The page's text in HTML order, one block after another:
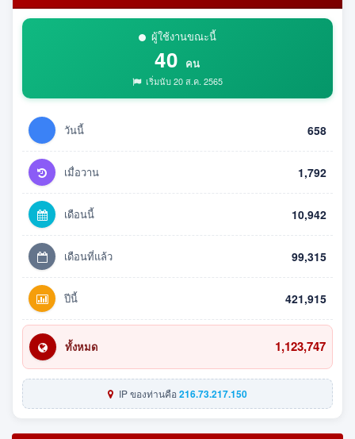
ผู้ใช้งานขณะนี้
40 คน
เริ่มนับ 20 ส.ค. 2565
วันนี้ 658
เมื่อวาน 1,792
เดือนนี้ 10,942
เดือนที่แล้ว 99,315
ปีนี้ 421,915
ทั้งหมด 1,123,747
IP ของท่านคือ216.73.217.150